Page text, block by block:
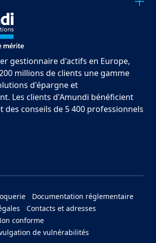
gestionnaire d'actifs en Europe,
millions de clients une gamme
d'épargne et
Les clients d'Amundi bénéficient
des conseils de 5 400 professionnels
Documentation réglementaire
Contacts et adresses
conforme
de vulnérabilités